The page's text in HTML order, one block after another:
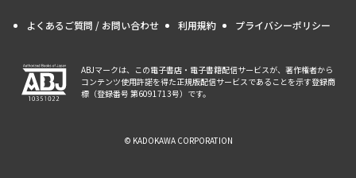
よくあるご質問 / お問い合わせ 利用規約 プライバシーポリシー
ABJマークは、この電子書店・電子書籍配信サービスが、著作権者から
コンテンツ使用許諾を得た正規版配信サービスであることを示す登録商
標（登録番号 第6091713号）です。
© KADOKAWA CORPORATION